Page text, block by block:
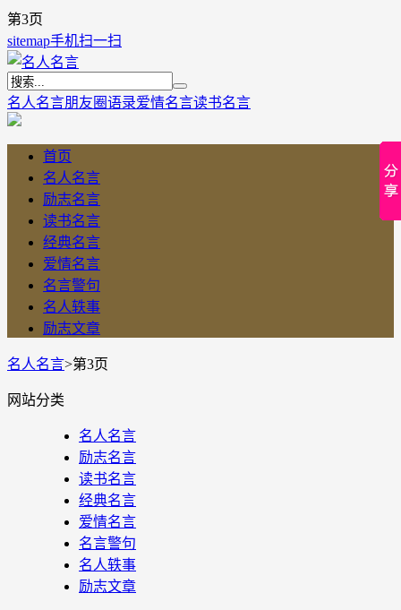
第3页
sitemap手机扫一扫
名人名言朋友圈语录爱情名言读书名言
首页
名人名言
励志名言
读书名言
经典名言
爱情名言
名言警句
名人轶事
励志文章
名人名言>第3页
网站分类
名人名言
励志名言
读书名言
经典名言
爱情名言
名言警句
名人轶事
励志文章